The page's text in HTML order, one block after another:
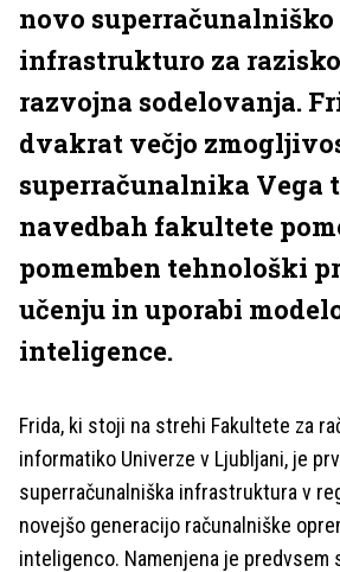
novo superračunalniško
infrastrukturo za
razvojna sodelovanja.
dvakrat večjo
superračunalnika Vega
navedbah fakultete
pomemben tehnološki
učenju in uporabi
inteligence.
Frida, ki stoji na strehi Fakultete za
informatiko Univerze v Ljubljani, je
superračunalniška infrastruktura v
novejšo generacijo računalniške
inteligenco. Namenjena je predvsem